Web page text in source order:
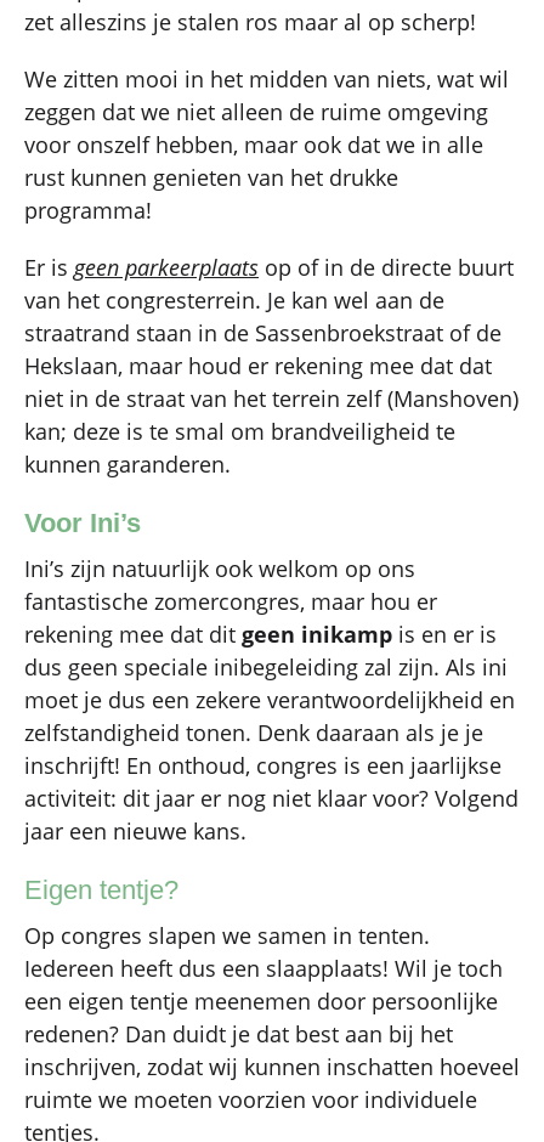
zet alleszins je stalen ros maar al op scherp!
We zitten mooi in het midden van niets, wat wil
zeggen dat we niet alleen de ruime omgeving
voor onszelf hebben, maar ook dat we in alle
rust kunnen genieten van het drukke
programma!
Er isgeen parkeerplaats op of in de directe buurt
van het congresterrein. Je kan wel aan de
straatrand staan in de Sassenbroekstraat of de
Hekslaan, maar houd er rekening mee dat dat
niet in de straat van het terrein zelf (Manshoven)
kan; deze is te smal om brandveiligheid te
kunnen garanderen.
Voor Ini’s
Ini’s zijn natuurlijk ook welkom op ons
fantastische zomercongres, maar hou er
rekening mee dat dit geen inikamp is en er is
dus geen speciale inibegeleiding zal zijn. Als ini
moet je dus een zekere verantwoordelijkheid en
zelfstandigheid tonen. Denk daaraan als je je
inschrijft! En onthoud, congres is een jaarlijkse
activiteit: dit jaar er nog niet klaar voor? Volgend
jaar een nieuwe kans.
Eigen tentje?
Op congres slapen we samen in tenten.
Iedereen heeft dus een slaapplaats! Wil je toch
een eigen tentje meenemen door persoonlijke
redenen? Dan duidt je dat best aan bij het
inschrijven, zodat wij kunnen inschatten hoeveel
ruimte we moeten voorzien voor individuele
tentjes.